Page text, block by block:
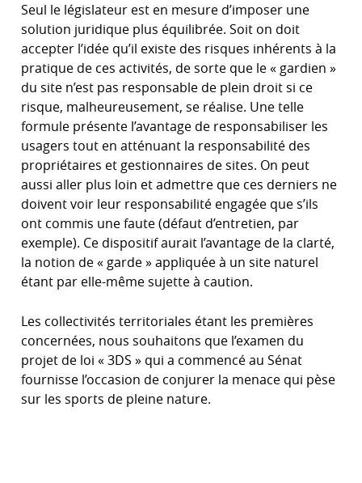
Seul le législateur est en mesure d’imposer une
solution juridique plus équilibrée. Soit on doit
accepter l’idée qu’il existe des risques inhérents à la
pratique de ces activités, de sorte que le « gardien »
du site n’est pas responsable de plein droit si ce
risque, malheureusement, se réalise. Une telle
formule présente l’avantage de responsabiliser les
usagers tout en atténuant la responsabilité des
propriétaires et gestionnaires de sites. On peut
aussi aller plus loin et admettre que ces derniers ne
doivent voir leur responsabilité engagée que s’ils
ont commis une faute (défaut d’entretien, par
exemple). Ce dispositif aurait l’avantage de la clarté,
la notion de « garde » appliquée à un site naturel
étant par elle-même sujette à caution.
Les collectivités territoriales étant les premières
concernées, nous souhaitons que l’examen du
projet de loi « 3DS » qui a commencé au Sénat
fournisse l’occasion de conjurer la menace qui pèse
sur les sports de pleine nature.